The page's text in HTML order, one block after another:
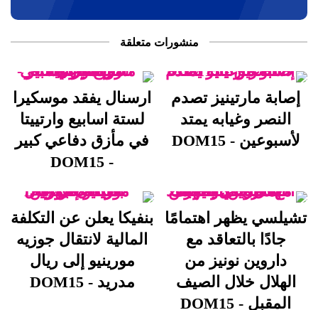
منشورات متعلقة
إصابة مارتينيز تصدم
النصر وغيابه يمتد
لأسبوعين - DOM15
ارسنال يفقد موسكيرا
لستة اسابيع وارتييتا
في مأزق دفاعي كبير
- DOM15
تشيلسي يظهر اهتمامًا
جادًا بالتعاقد مع
داروين نونيز من
الهلال خلال الصيف
المقبل - DOM15
بنفيكا يعلن عن التكلفة
المالية لانتقال جوزيه
مورينيو إلى ريال
مدريد - DOM15